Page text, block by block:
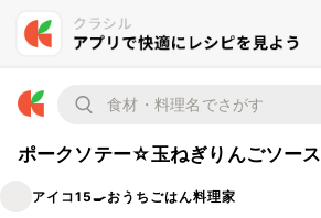
ポークソテー☆玉ねぎりんごソース
アイコ15🍳おうちごはん料理家